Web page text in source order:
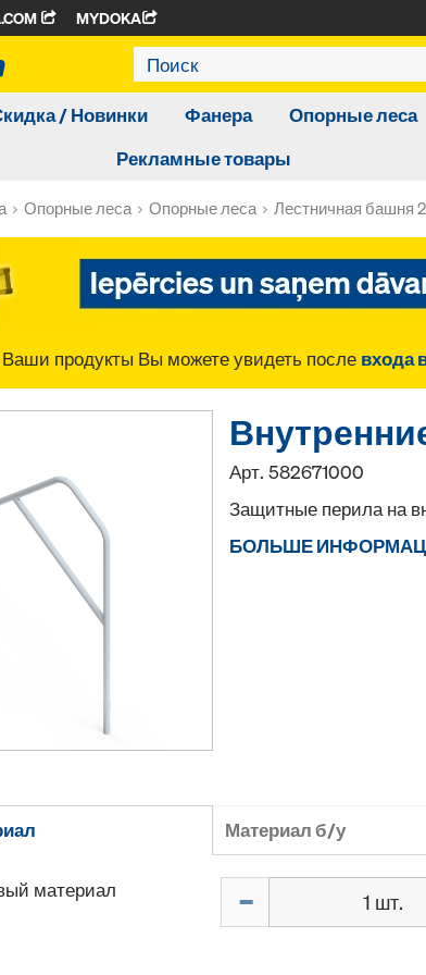
MYDOKA
/ Новинки Фанера
Опорные леса
Рекламные товары
Опорные леса Опорные леса Лестничная башня
продукты Вы можете увидеть после входа
Арт.582671000
Защитные перила на
БОЛЬШЕ
Материал б/у
материал